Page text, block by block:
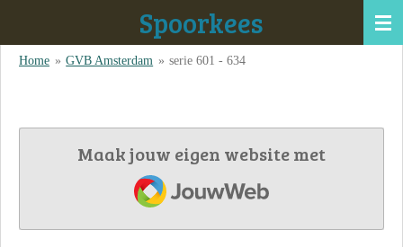
naar
Spoorkees
Home » GVB Amsterdam » serie 601 - 634
Maak jouw eigen website met
JouwWeb